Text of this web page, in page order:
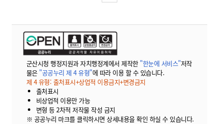
군산시청 행정지원과 자치행정계에서 제작한 "한눈에 서비스"저작
물은 "공공누리 제 4 유형"에 따라 이용 할 수 있습니다.
제 4 유형: 출처표시+상업적 이용금지+변경금지
출처표시
비상업적 이용만 가능
변형 등 2차적 저작물 작성 금지
※ 공공누리 마크를 클릭하시면 상세내용을 확인 하실 수 있습니다.